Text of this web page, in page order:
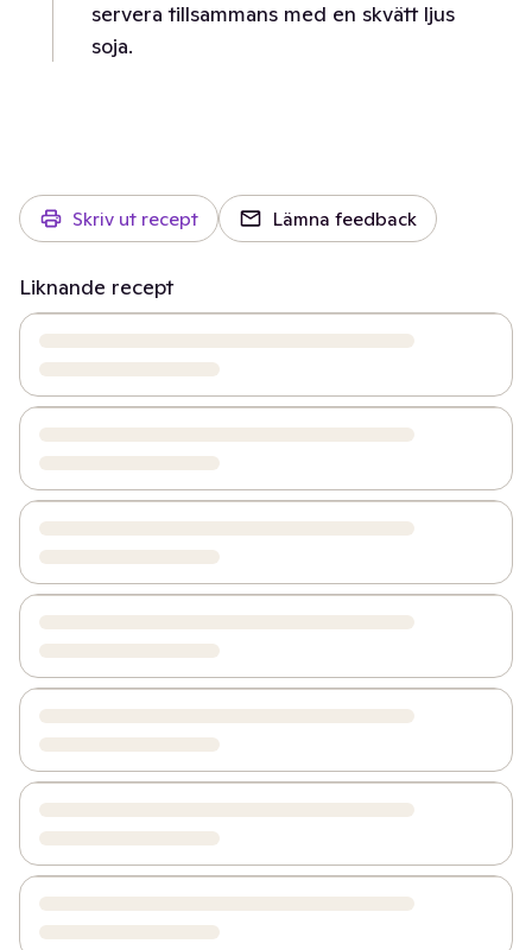
servera tillsammans med en skvätt ljus
soja.
Skriv ut recept Lämna feedback
Liknande recept